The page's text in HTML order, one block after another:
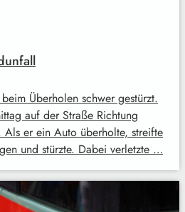
Überholen schwer gestürzt.
auf der Straße Richtung
Als er ein Auto überholte, streifte
und stürzte. Dabei verletzte …